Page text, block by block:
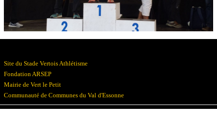
Site du Stade Vertois Athlétisme
Fondation ARSEP
Mairie de Vert le Petit
Communauté de Communes du Val d'Essonne